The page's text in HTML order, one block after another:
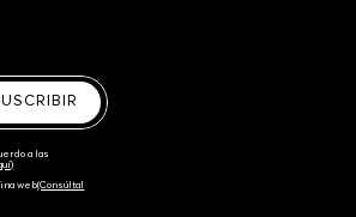
a las
web‎(Consúltal